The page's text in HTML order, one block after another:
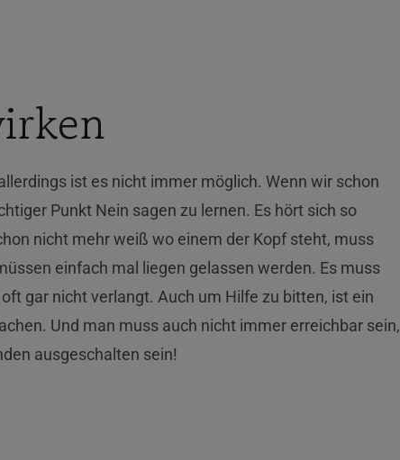
ist es nicht immer möglich. Wenn wir schon
Punkt Nein sagen zu lernen. Es hört sich so
nicht mehr weiß wo einem der Kopf steht, muss
einfach mal liegen gelassen werden. Es muss
gar nicht verlangt. Auch um Hilfe zu bitten, ist ein
Und man muss auch nicht immer erreichbar sein,
ausgeschalten sein!